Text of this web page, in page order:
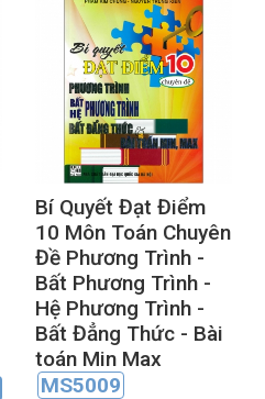
Bí Quyết Đạt Điểm
10 Môn Toán Chuyên
Đề Phương Trình -
Bất Phương Trình -
Hệ Phương Trình -
Bất Đẳng Thức - Bài
toán Min Max
MS5009